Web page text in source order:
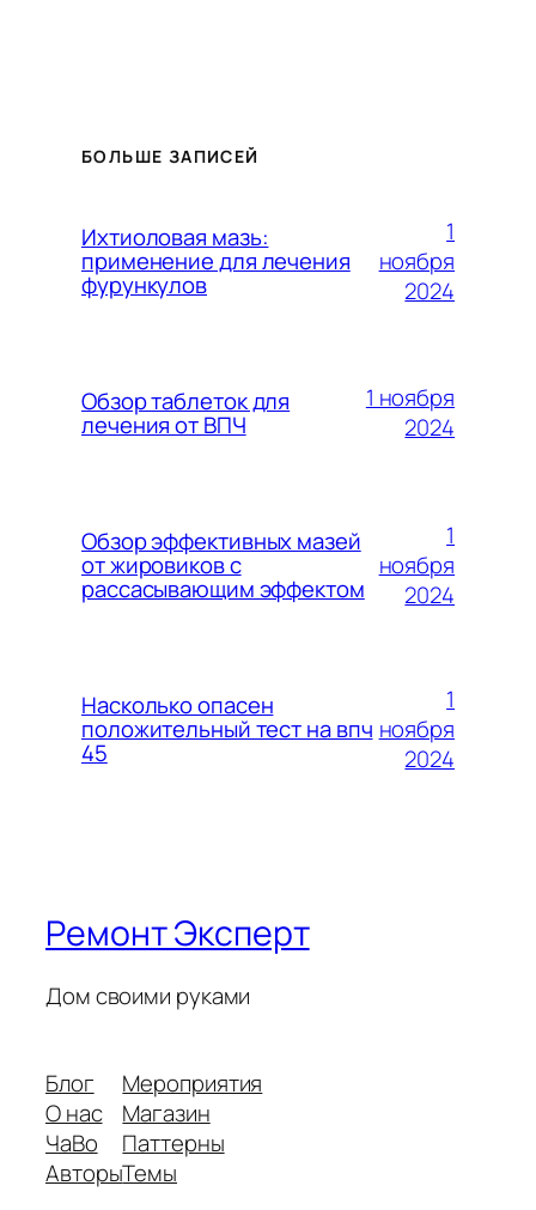
БОЛЬШЕ ЗАПИСЕЙ
Ихтиоловая мазь:
применение для лечения
фурункулов
1
ноября
2024
Обзор таблеток для
лечения от ВПЧ
1 ноября
2024
Обзор эффективных мазей
от жировиков с
рассасывающим эффектом
1
ноября
2024
Насколько опасен
положительный тест на впч
45
1
ноября
2024
Ремонт Эксперт
Дом своими руками
Блог
О нас
ЧаВо
Авторы
Мероприятия
Магазин
Паттерны
Темы